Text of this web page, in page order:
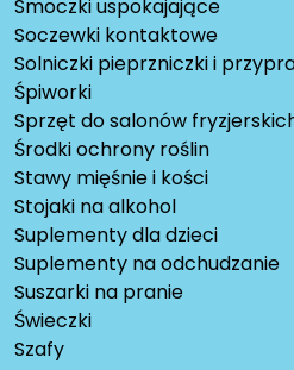
Smoczki uspokajające
Soczewki kontaktowe
Solniczki pieprzniczki i
Śpiworki
Sprzęt do salonów
Środki ochrony roślin
Stawy mięśnie i kości
Stojaki na alkohol
Suplementy dla dzieci
Suplementy na odchudzanie
Suszarki na pranie
Świeczki
Szafy